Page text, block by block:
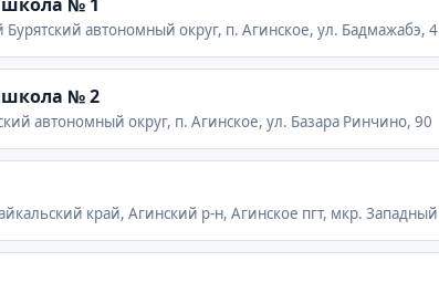
Бурятский автономный округ, п. Агинское, ул. Бадмажабэ, 4
школа № 2
автономный округ, п. Агинское, ул. Базара Ринчино, 90
край, Агинский р-н, Агинское пгт, мкр. Западный